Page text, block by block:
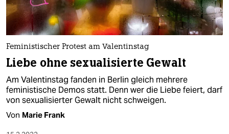
Feministischer Protest am Valentinstag
Liebe ohne sexualisierte Gewalt
Am Valentinstag fanden in Berlin gleich mehrere
feministische Demos statt. Denn wer die Liebe feiert, darf
von sexualisierter Gewalt nicht schweigen.
Von Marie Frank